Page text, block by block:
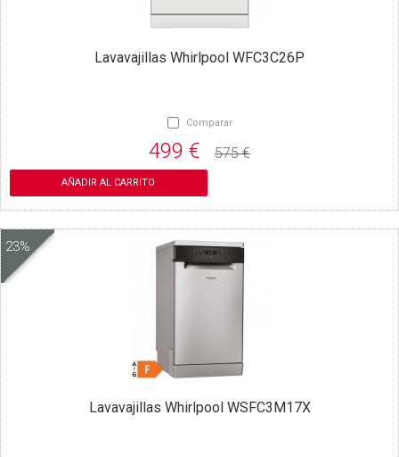
Lavavajillas Whirlpool WFC3C26P
Comparar
499 € 575 €
AÑADIR AL CARRITO
23%
Lavavajillas Whirlpool WSFC3M17X